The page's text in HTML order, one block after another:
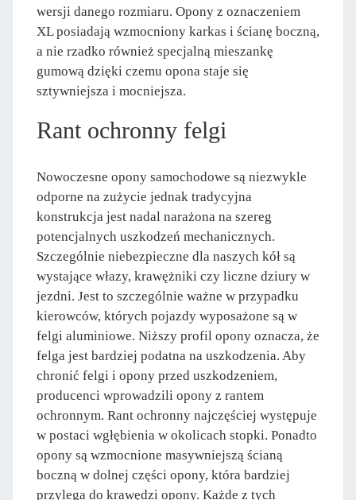
wersji danego rozmiaru. Opony z oznaczeniem
XL posiadają wzmocniony karkas i ścianę boczną,
a nie rzadko również specjalną mieszankę
gumową dzięki czemu opona staje się
sztywniejsza i mocniejsza.
Rant ochronny felgi
Nowoczesne opony samochodowe są niezwykle
odporne na zużycie jednak tradycyjna
konstrukcja jest nadal narażona na szereg
potencjalnych uszkodzeń mechanicznych.
Szczególnie niebezpieczne dla naszych kół są
wystające włazy, krawężniki czy liczne dziury w
jezdni. Jest to szczególnie ważne w przypadku
kierowców, których pojazdy wyposażone są w
felgi aluminiowe. Niższy profil opony oznacza, że
felga jest bardziej podatna na uszkodzenia. Aby
chronić felgi i opony przed uszkodzeniem,
producenci wprowadzili opony z rantem
ochronnym. Rant ochronny najczęściej występuje
w postaci wgłębienia w okolicach stopki. Ponadto
opony są wzmocnione masywniejszą ścianą
boczną w dolnej części opony, która bardziej
przylega do krawędzi opony. Każde z tych